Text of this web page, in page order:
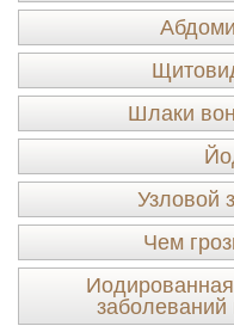
Шлаки
Узловой
Чем